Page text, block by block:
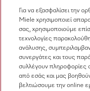
Newsletter
Για να εξασφαλίσει την
Miele χρησιμοποιεί
σας, χρησιμοποιούμε
τεχνολογίες
ανάλυσης,
συνεργάτες και τους
συλλέγουν πληροφορίες
από εσάς και μας
βελτιώσουμε την online